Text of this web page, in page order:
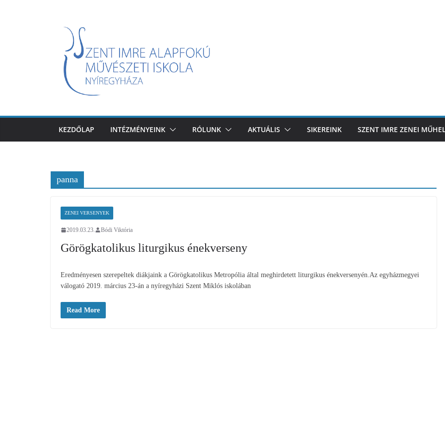
KEZDŐLAP INTÉZMÉNYEINK RÓLUNK AKTUÁLIS SIKEREINK SZENT IMRE ZENEI
panna
ZENEI VERSENYEK
2019.03.23. Bódi Viktória
Görögkatolikus liturgikus énekverseny
Eredményesen szerepeltek diákjaink a Görögkatolikus Metropólia által meghirdetett liturgikus énekversenyén.Az egyházmegyei
válogató 2019. március 23-án a nyíregyházi Szent Miklós iskolában
Read More